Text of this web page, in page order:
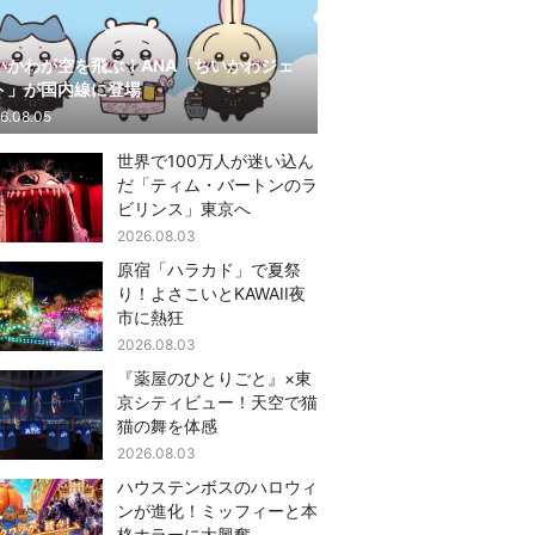
かわが空を飛ぶ！ANA「ちいかわジェ
」が国内線に登場
世界で100万人が迷い込ん
だ「ティム・バートンのラ
ビリンス」東京へ
2026.08.03
原宿「ハラカド」で夏祭
り！よさこいとKAWAII夜
市に熱狂
2026.08.03
『薬屋のひとりごと』×東
京シティビュー！天空で猫
猫の舞を体感
2026.08.03
ハウステンボスのハロウィ
ンが進化！ミッフィーと本